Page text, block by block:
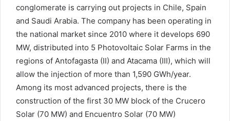
conglomerate is carrying out projects in Chile, Spain
and Saudi Arabia. The company has been operating in
the national market since 2010 where it develops 690
MW, distributed into 5 Photovoltaic Solar Farms in the
regions of Antofagasta (II) and Atacama (III), which will
allow the injection of more than 1,590 GWh/year.
Among its most advanced projects, there is the
construction of the first 30 MW block of the Crucero
Solar (70 MW) and Encuentro Solar (70 MW)